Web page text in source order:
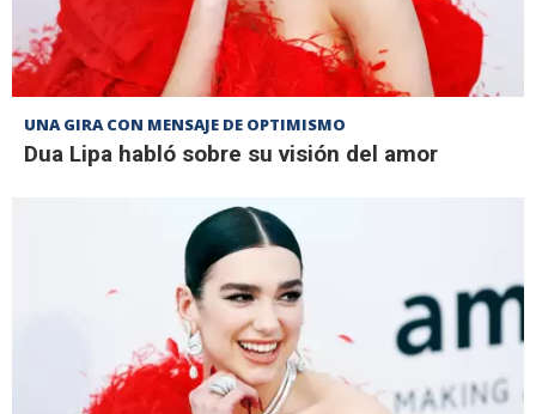
UNA GIRA CON MENSAJE DE OPTIMISMO
Dua Lipa habló sobre su visión del amor